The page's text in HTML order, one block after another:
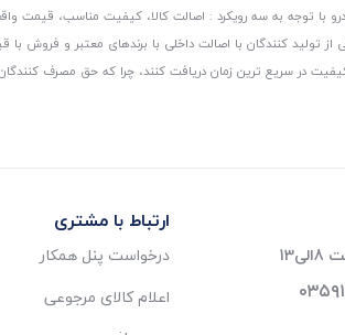
با توجه به سه رویکرد : اصالت کالا، کیفیت مناسب، قیمت
از تولید کنندگان با اصالت داخلی با برندهای معتبر و
در سریع ترین زمان دریافت کنند، چرا که حق مصرف
ارتباط با مشتری
درخواست پنل همکار
اعلام کالای مرجوعی